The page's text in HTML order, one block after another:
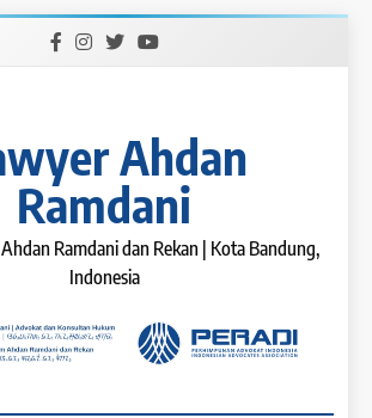
Ahdan
Ramdani
Ramdani dan Rekan | Kota Bandung,
Indonesia